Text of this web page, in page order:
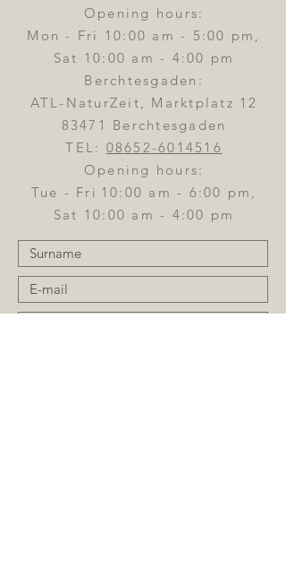
Opening hours:
Mon - Fri 10:00 am - 5:00 pm,
Sat 10:00 am - 4:00 pm
Berchtesgaden:
ATL-NaturZeit, Marktplatz 12
83471 Berchtesgaden
TEL: 08652-6014516
Opening hours:
Tue - Fri 10:00 am - 6:00 pm,
Sat 10:00 am - 4:00 pm